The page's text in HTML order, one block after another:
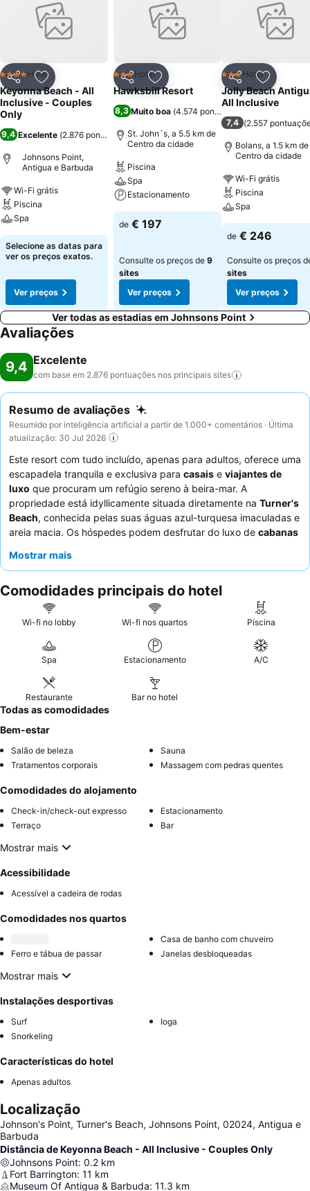
PartilharAdicionar aos favoritos
4 EstrelasHotel
Keyonna Beach - All
Inclusive - Couples
Only
9,4 Excelente (2.876 pontuações)
Johnsons Point,
Antigua e Barbuda
Wi-Fi grátis
Piscina
Spa
Selecione as datas para
ver os preços exatos.
Ver preços
PartilharAdicionar aos favoritos
3 Estrelas
Hotel
Hawksbill Resort
8,3Muito boa (4.574 pontuações
St. John´s, a 5.5 km de
Centro da cidade
Piscina
Spa
Estacionamento
de € 197
Consulte os preços de 9
sites
Ver preços
Partilhar
3 Estrelas
Hotel
Jolly Beach
All Inclusive
7,4 (2.557
Bolans, a 1.5 km de
Centro da cidade
Wi-Fi grátis
Piscina
Spa
de € 246
Consulte os preços
sites
Ver preços
Ver todas as estadias em Johnsons Point
Avaliações
9,4 Excelente
com base em 2.876 pontuações nos principais sites
Resumo de avaliações
Resumido por inteligência artificial a partir de 1.000+ comentários · Última
atualização: 30 Jul 2026
Este resort com tudo incluído, apenas para adultos, oferece uma
escapadela tranquila e exclusiva para casais e viajantes de
luxo que procuram um refúgio sereno à beira-mar. A
propriedade está idyllicamente situada diretamente na Turner's
Beach, conhecida pelas suas águas azul-turquesa imaculadas e
areia macia. Os hóspedes podem desfrutar do luxo de cabanas
o máximo relaxamento e privacidade. O
eficiente, complementando as opções de refeições à la carte
frescas, saborosas e bem preparadas, disponíveis durante todo
o dia. Para uma experiência melhorada, considere reservar um
deslumbrante paisagem costeira.
Mostrar mais
Comodidades principais do hotel
Wi-fi no lobby Wi-fi nos quartos Piscina
Spa Estacionamento A/C
Restaurante Bar no hotel
Todas as comodidades
Bem-estar
Salão de beleza
Sauna
Tratamentos corporais
Massagem com pedras quentes
Comodidades do alojamento
Check-in/check-out expresso
Estacionamento
Terraço
Bar
Mostrar mais
Acessibilidade
Acessível a cadeira de rodas
Comodidades nos quartos
Casa de banho com chuveiro
Ferro e tábua de passar
Janelas desbloqueadas
Mostrar mais
Instalações desportivas
Surf
Ioga
Snorkeling
Características do hotel
Apenas adultos
Localização
Johnson's Point, Turner's Beach, Johnsons Point, 02024, Antigua e
Barbuda
Distância de Keyonna Beach - All Inclusive - Couples Only
Johnsons Point: 0.2 km
Fort Barrington: 11 km
Museum Of Antigua & Barbuda: 11.3 km